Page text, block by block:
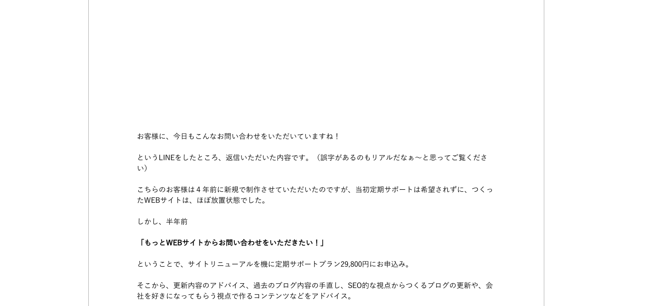
お客様に、今日もこんなお問い合わせをいただいていますね！
というLINEをしたところ、返信いただいた内容です。（誤字があるのもリアルだなぁ～と思ってご覧くださ
い）
こちらのお客様は４年前に新規で制作させていただいたのですが、当初定期サポートは希望されずに、つくっ
たWEBサイトは、ほぼ放置状態でした。
しかし、半年前
「もっとWEBサイトからお問い合わせをいただきたい！」
ということで、サイトリニューアルを機に定期サポートプラン29,800円にお申込み。
そこから、更新内容のアドバイス、過去のブログ内容の手直し、SEO的な視点からつくるブログの更新や、会
社を好きになってもらう視点で作るコンテンツなどをアドバイス。